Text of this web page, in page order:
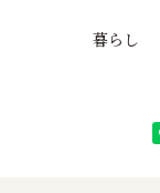
暮らし